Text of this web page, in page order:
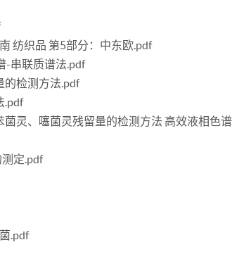
纺织品 第5部分：中东欧.pdf
-串联质谱法.pdf
的检测方法.pdf
.pdf
灵、噻菌灵残留量的检测方法 高效液相色谱
定.pdf
.pdf